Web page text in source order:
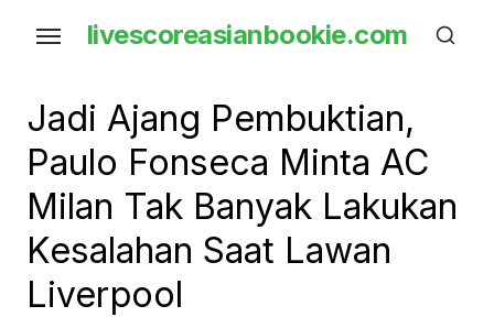
content
livescoreasianbookie.com
Jadi Ajang Pembuktian,
Paulo Fonseca Minta AC
Milan Tak Banyak Lakukan
Kesalahan Saat Lawan
Liverpool